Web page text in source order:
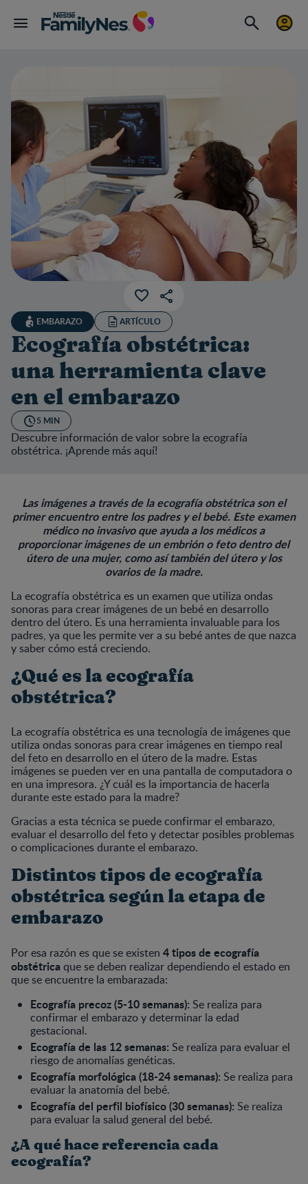
EMBARAZO ARTÍCULO
Ecografía obstétrica:
una herramienta clave
en el embarazo
5 MIN
Descubre información de valor sobre la ecografía
obstétrica. ¡Aprende más aquí!
Las imágenes a través de la ecografía obstétrica son el
primer encuentro entre los padres y el bebé. Este examen
médico no invasivo que ayuda a los médicos a
proporcionar imágenes de un embrión o feto dentro del
útero de una mujer, como así también del útero y los
ovarios de la madre.
La ecografía obstétrica es un examen que utiliza ondas
sonoras para crear imágenes de un bebé en desarrollo
dentro del útero. Es una herramienta invaluable para los
padres, ya que les permite ver a su bebé antes de que nazca
y saber cómo está creciendo.
¿Qué es la ecografía
obstétrica?
La ecografía obstétrica es una tecnología de imágenes que
utiliza ondas sonoras para crear imágenes en tiempo real
del feto en desarrollo en el útero de la madre. Estas
imágenes se pueden ver en una pantalla de computadora o
en una impresora. ¿Y cuál es la importancia de hacerla
durante este estado para la madre?
Gracias a esta técnica se puede confirmar el embarazo,
evaluar el desarrollo del feto y detectar posibles problemas
o complicaciones durante el embarazo.
Distintos tipos de ecografía
obstétrica según la etapa de
embarazo
Por esa razón es que se existen 4 tipos de ecografía
obstétricaque se deben realizar dependiendo el estado en
que se encuentre la embarazada:
Ecografía precoz (5-10 semanas): Se realiza para
confirmar el embarazo y determinar la edad
gestacional.
Ecografía de las 12 semanas: Se realiza para evaluar el
riesgo de anomalías genéticas.
Ecografía morfológica (18-24 semanas): Se realiza para
evaluar la anatomía del bebé.
Ecografía del perfil biofísico (30 semanas): Se realiza
para evaluar la salud general del bebé.
¿A qué hace referencia cada
ecografía?